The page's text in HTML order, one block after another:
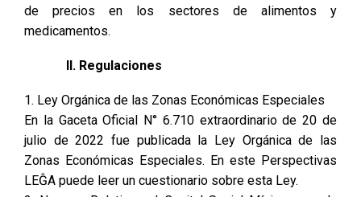
de precios en los sectores de alimentos y
medicamentos.
II. Regulaciones
1. Ley Orgánica de las Zonas Económicas Especiales
En la Gaceta Oficial N° 6.710 extraordinario de 20 de
julio de 2022 fue publicada la Ley Orgánica de las
Zonas Económicas Especiales. En este Perspectivas
LEĜA puede leer un cuestionario sobre esta Ley.